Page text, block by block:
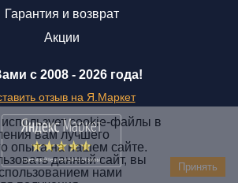
с 2008 - 2026 года!
отзыв на Я.Маркет
Гарантия и возврат
Акции
cookie-файлы в
вам лучшего
опыта на нашем сайте.
данный сайт, вы
нами
Принять